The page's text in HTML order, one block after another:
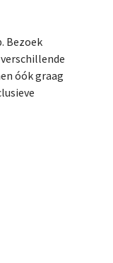
Bezoek
óók graag